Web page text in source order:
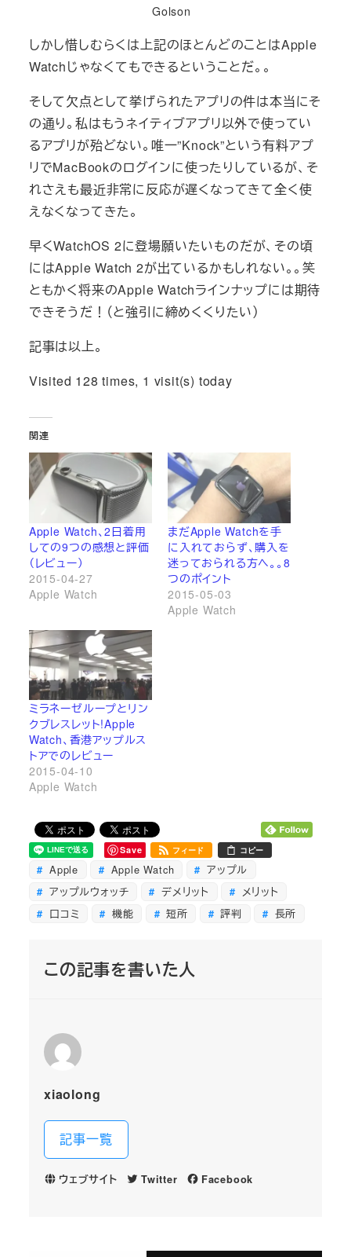
Golson
しかし惜しむらくは上記のほとんどのことはApple
Watchじゃなくてもできるということだ。。
そして欠点として挙げられたアプリの件は本当にそ
の通り。私はもうネイティブアプリ以外で使ってい
るアプリが殆どない。唯一”Knock”という有料アプ
リでMacBookのログインに使ったりしているが、そ
れさえも最近非常に反応が遅くなってきて全く使
えなくなってきた。
早くWatchOS 2に登場願いたいものだが、その頃
にはApple Watch 2が出ているかもしれない。。笑
ともかく将来のApple Watchラインナップには期待
できそうだ！（と強引に締めくくりたい）
記事は以上。
Visited 128 times, 1 visit(s) today
関連
Apple Watch、2日着用
しての9つの感想と評価
（レビュー）
2015-04-27
Apple Watch
まだApple Watchを手
に入れておらず、購入を
迷っておられる方へ。。8
つのポイント
2015-05-03
Apple Watch
ミラネーゼループとリン
クブレスレット!Apple
Watch、香港アップルス
トアでのレビュー
2015-04-10
Apple Watch
Save フィード コピー
Apple Apple Watch
アップル
アップルウォッチ
デメリット
メリット
口コミ
機能 短所 評判 長所
この記事を書いた人
xiaolong
記事一覧
ウェブサイト Twitter Facebook